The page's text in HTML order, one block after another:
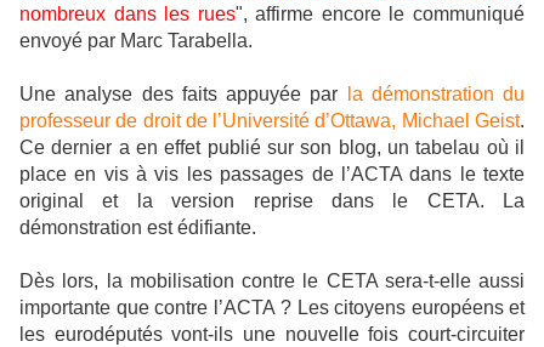
nombreux dans les rues", affirme encore le communiqué
envoyé par Marc Tarabella.
Une analyse des faits appuyée par
la démonstration du
professeur de droit de l’Université d’Ottawa, Michael Geist.
Ce dernier a en effet publié sur son blog, un tabelau où il
place en vis à vis les passages de l’ACTA dans le texte
original et la version reprise dans le CETA. La
démonstration est édifiante.
Dès lors, la mobilisation contre le CETA sera-t-elle aussi
importante que contre l’ACTA ? Les citoyens européens et
les eurodéputés vont-ils une nouvelle fois court-circuiter